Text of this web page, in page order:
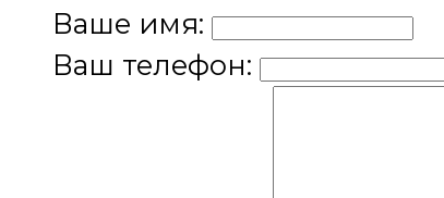
Ваше имя:
Ваш телефон: